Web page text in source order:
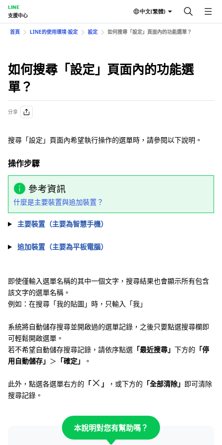
LINE
支援中心
中文(繁體)
首頁 LINE的使用環境⋅設定 設定 如何搜尋「設定」頁面內的功能選單？
如何搜尋「設定」頁面內的功能選
單？
分享
搜尋「設定」頁面內希望執行操作的選單時，請參閱以下說明。
操作步驟
參考資訊
什麼是主要裝置與追加裝置？
主要裝置（主要為智慧手機）
追加裝置（主要為平板電腦）
即使僅輸入選單名稱的其中一個文字，搜尋結果也會顯示所有包含
該文字的選單名稱。
例如：在搜尋「我的貼圖」時，只輸入「我」
系統將自動儲存搜尋並開啟過的選單記錄，之後只要點選搜尋欄即
可輕鬆開啟選單。
若不希望自動儲存搜尋記錄，請依序點選 「最近搜尋」 下方的 「停
用自動儲存」 ＞ 「確定」 。
此外，點選各選單右方的 「 」 ，或下方的 「全部清除」 即可清除
搜尋記錄。
本說明對您有幫助嗎？